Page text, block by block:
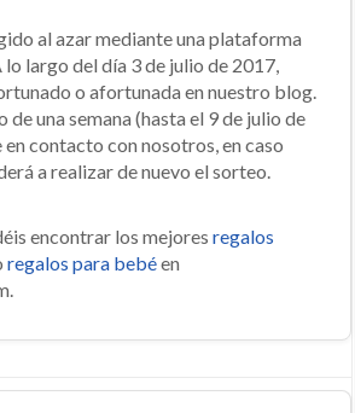
al azar mediante una plataforma
largo del día 3 de julio de 2017,
o afortunada en nuestro blog.
de una semana (hasta el 9 de julio de
contacto con nosotros, en caso
a realizar de nuevo el sorteo.
encontrar los mejores regalos
regalos para bebéen